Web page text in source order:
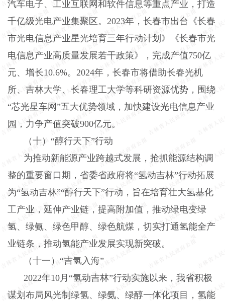
汽车电子、工业互联网和软件信息等重点产业，打造
千亿级光电产业集聚区。 2023年，长春市出台《长春
市光电信息产业星光培育三年行动计划》《长春市光
电信息产业高质量发展若干政策》，完成产值750亿
元、增长10.6%。 2024年，长春市将借助长春光机
所、吉林大学、长春理工大学等科研资源优势，围绕
“芯光星车网”五大优势领域，加快建设光电信息产业
园，力争产值突破900亿元。
（十）“醇行天下”行动
为推动新能源产业跨越式发展，抢抓能源结构调
整的重要窗口期，省委省政府将“氢动吉林”行动拓展
为“氢动吉林”“醇行天下”行动，旨在培育壮大氢基化
工产业，延伸产业链，提高附加值，推动绿电变绿
氢、绿氨、绿色甲醇、绿色航煤，切实打通氢能全产
业链条，推动氢能产业发展实现新突破。
（十一）“吉氢入海”
2022年10 月“氢动吉林”行动实施以来，我省积极
谋划布局风光制绿氢、绿氨、绿醇一体化项目，氢能